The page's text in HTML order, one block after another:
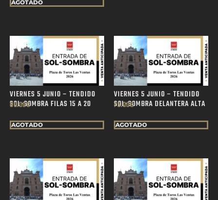
AGOTADO
VIERNES 5 JUNIO – TENDIDO
SOL-SOMBRA FILAS 15 A 20
60.00€
AGOTADO
VIERNES 5 JUNIO – TENDIDO
SOL-SOMBRA DELANTERA ALTA
75.00€
AGOTADO